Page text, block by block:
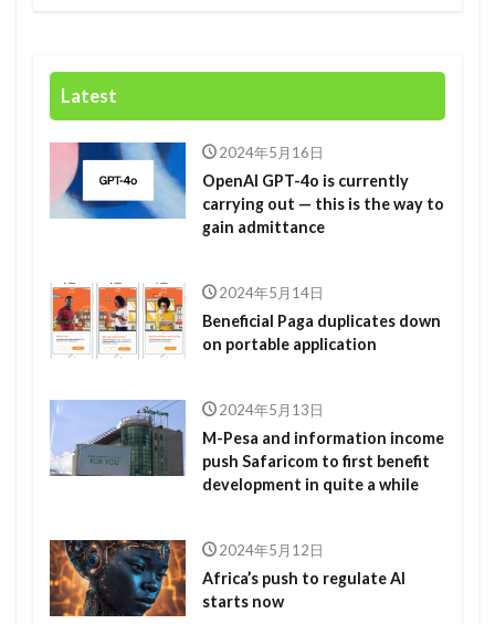
Latest
2024年5月16日
OpenAI GPT-4o is currently
carrying out — this is the way to
gain admittance
2024年5月14日
Beneficial Paga duplicates down
on portable application
2024年5月13日
M-Pesa and information income
push Safaricom to first benefit
development in quite a while
2024年5月12日
Africa’s push to regulate AI
starts now